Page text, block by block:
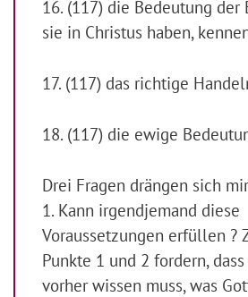
16. (117) die Bedeutung der
sie in Christus haben,
17. (117) das richtige
18. (117) die ewige
Drei Fragen drängen sich
1. Kann irgendjemand diese
Voraussetzungen erfüllen ?
Punkte 1 und 2 fordern,
vorher wissen muss, was